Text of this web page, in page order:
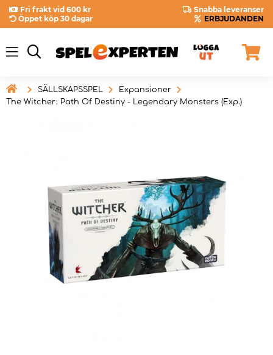
Fri frakt vid 600 kr
Snabba leveranser
Öppet köp 30 dagar
ERBJUDANDEN
 SÄLLSKAPSSPEL
Expansioner
The Witcher: Path Of Destiny - Legendary Monsters (Exp.)